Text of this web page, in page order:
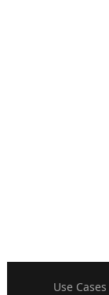
Use Cases